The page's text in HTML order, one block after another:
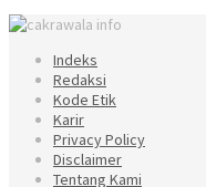
Indeks
Redaksi
Kode Etik
Karir
Privacy Policy
Disclaimer
Tentang Kami